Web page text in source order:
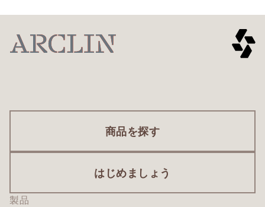
製品
商品を探す
はじめましょう